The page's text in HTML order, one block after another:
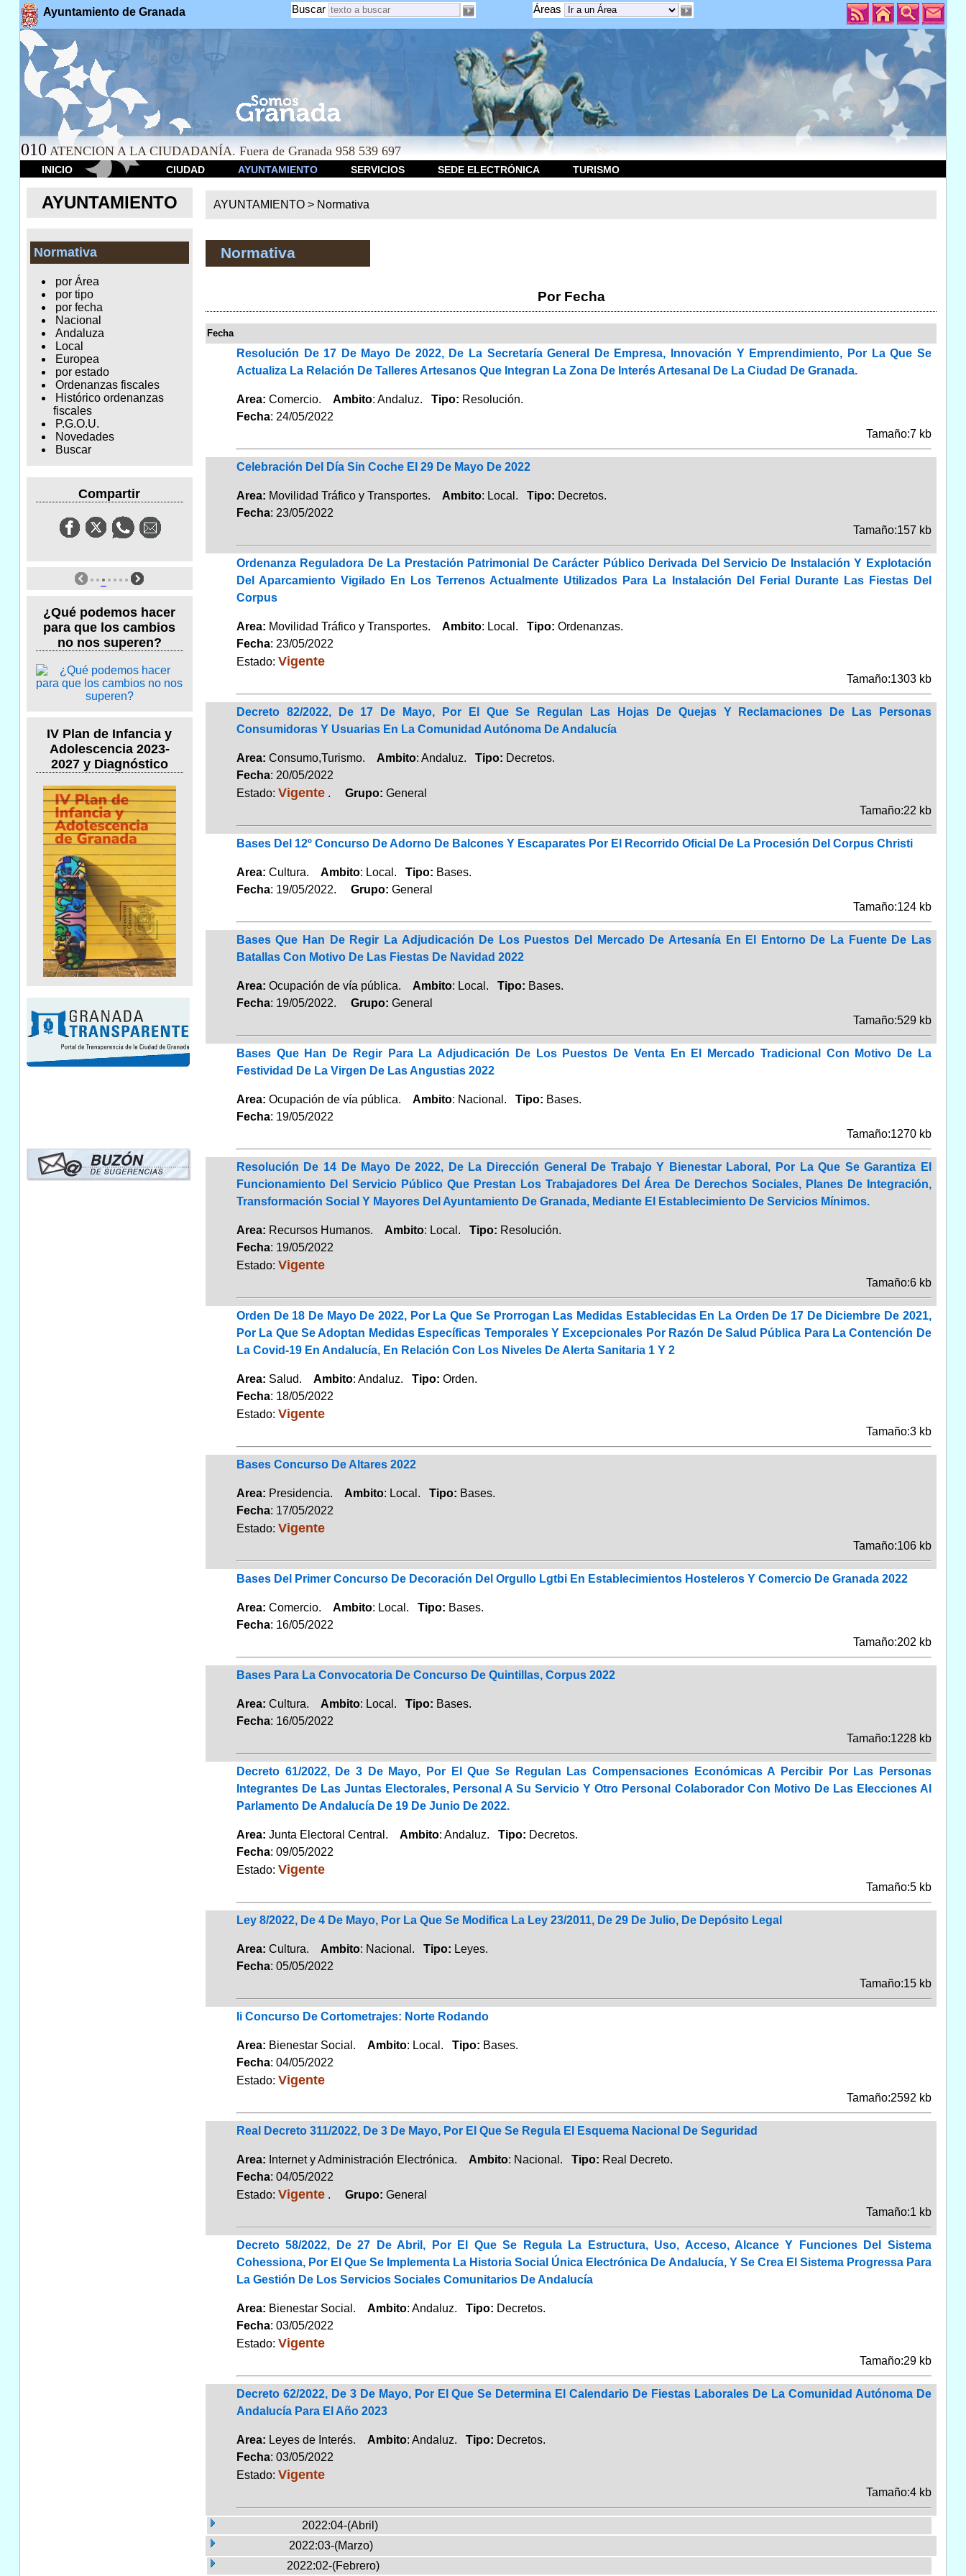
Ayuntamiento de Granada Áreas
Buscar
010 ATENCION A LA CIUDADANÍA. Fuera de Granada 958 539 697
INICIO CIUDAD AYUNTAMIENTO SERVICIOS SEDE ELECTRÓNICA TURISMO
AYUNTAMIENTO
Normativa
por Área
por tipo
por fecha
Nacional
Andaluza
Local
Europea
por estado
Ordenanzas fiscales
Histórico ordenanzas
fiscales
P.G.O.U.
Novedades
Buscar
Compartir
¿Qué podemos hacer
para que los cambios
no nos superen?
IV Plan de Infancia y
Adolescencia 2023-
2027 y Diagnóstico
AYUNTAMIENTO > Normativa
Normativa
Por Fecha
Fecha
Resolución De 17 De Mayo De 2022, De La Secretaría General De Empresa, Innovación Y Emprendimiento, Por La Que Se
Actualiza La Relación De Talleres Artesanos Que Integran La Zona De Interés Artesanal De La Ciudad De Granada.
Area: Comercio. Ambito: Andaluz. Tipo: Resolución.
Fecha: 24/05/2022
Tamaño:7 kb
Celebración Del Día Sin Coche El 29 De Mayo De 2022
Area: Movilidad Tráfico y Transportes. Ambito: Local. Tipo: Decretos.
Fecha: 23/05/2022
Tamaño:157 kb
Ordenanza Reguladora De La Prestación Patrimonial De Carácter Público Derivada Del Servicio De Instalación Y Explotación
Del Aparcamiento Vigilado En Los Terrenos Actualmente Utilizados Para La Instalación Del Ferial Durante Las Fiestas Del
Corpus
Area: Movilidad Tráfico y Transportes. Ambito: Local. Tipo: Ordenanzas.
Fecha: 23/05/2022
Estado: Vigente
Tamaño:1303 kb
Decreto 82/2022, De 17 De Mayo, Por El Que Se Regulan Las Hojas De Quejas Y Reclamaciones De Las Personas
Consumidoras Y Usuarias En La Comunidad Autónoma De Andalucía
Area: Consumo,Turismo. Ambito: Andaluz. Tipo: Decretos.
Fecha: 20/05/2022
Estado: Vigente. Grupo: General
Tamaño:22 kb
Bases Del 12º Concurso De Adorno De Balcones Y Escaparates Por El Recorrido Oficial De La Procesión Del Corpus Christi
Area: Cultura. Ambito: Local. Tipo: Bases.
Fecha: 19/05/2022. Grupo: General
Tamaño:124 kb
Bases Que Han De Regir La Adjudicación De Los Puestos Del Mercado De Artesanía En El Entorno De La Fuente De Las
Batallas Con Motivo De Las Fiestas De Navidad 2022
Area: Ocupación de vía pública. Ambito: Local. Tipo: Bases.
Fecha: 19/05/2022. Grupo: General
Tamaño:529 kb
Bases Que Han De Regir Para La Adjudicación De Los Puestos De Venta En El Mercado Tradicional Con Motivo De La
Festividad De La Virgen De Las Angustias 2022
Area: Ocupación de vía pública. Ambito: Nacional. Tipo: Bases.
Fecha: 19/05/2022
Tamaño:1270 kb
Resolución De 14 De Mayo De 2022, De La Dirección General De Trabajo Y Bienestar Laboral, Por La Que Se Garantiza El
Funcionamiento Del Servicio Público Que Prestan Los Trabajadores Del Área De Derechos Sociales, Planes De Integración,
Transformación Social Y Mayores Del Ayuntamiento De Granada, Mediante El Establecimiento De Servicios Mínimos.
Area: Recursos Humanos. Ambito: Local. Tipo: Resolución.
Fecha: 19/05/2022
Estado: Vigente
Tamaño:6 kb
Orden De 18 De Mayo De 2022, Por La Que Se Prorrogan Las Medidas Establecidas En La Orden De 17 De Diciembre De 2021,
Por La Que Se Adoptan Medidas Específicas Temporales Y Excepcionales Por Razón De Salud Pública Para La Contención De
La Covid-19 En Andalucía, En Relación Con Los Niveles De Alerta Sanitaria 1 Y 2
Area: Salud. Ambito: Andaluz. Tipo: Orden.
Fecha: 18/05/2022
Estado: Vigente
Tamaño:3 kb
Bases Concurso De Altares 2022
Area: Presidencia. Ambito: Local. Tipo: Bases.
Fecha: 17/05/2022
Estado: Vigente
Tamaño:106 kb
Bases Del Primer Concurso De Decoración Del Orgullo Lgtbi En Establecimientos Hosteleros Y Comercio De Granada 2022
Area: Comercio. Ambito: Local. Tipo: Bases.
Fecha: 16/05/2022
Tamaño:202 kb
Bases Para La Convocatoria De Concurso De Quintillas, Corpus 2022
Area: Cultura. Ambito: Local. Tipo: Bases.
Fecha: 16/05/2022
Tamaño:1228 kb
Decreto 61/2022, De 3 De Mayo, Por El Que Se Regulan Las Compensaciones Económicas A Percibir Por Las Personas
Integrantes De Las Juntas Electorales, Personal A Su Servicio Y Otro Personal Colaborador Con Motivo De Las Elecciones Al
Parlamento De Andalucía De 19 De Junio De 2022.
Area: Junta Electoral Central. Ambito: Andaluz. Tipo: Decretos.
Fecha: 09/05/2022
Estado: Vigente
Tamaño:5 kb
Ley 8/2022, De 4 De Mayo, Por La Que Se Modifica La Ley 23/2011, De 29 De Julio, De Depósito Legal
Area: Cultura. Ambito: Nacional. Tipo: Leyes.
Fecha: 05/05/2022
Tamaño:15 kb
Ii Concurso De Cortometrajes: Norte Rodando
Area: Bienestar Social. Ambito: Local. Tipo: Bases.
Fecha: 04/05/2022
Estado: Vigente
Tamaño:2592 kb
Real Decreto 311/2022, De 3 De Mayo, Por El Que Se Regula El Esquema Nacional De Seguridad
Area: Internet y Administración Electrónica. Ambito: Nacional. Tipo: Real Decreto.
Fecha: 04/05/2022
Estado: Vigente. Grupo: General
Tamaño:1 kb
Decreto 58/2022, De 27 De Abril, Por El Que Se Regula La Estructura, Uso, Acceso, Alcance Y Funciones Del Sistema
Cohessiona, Por El Que Se Implementa La Historia Social Única Electrónica De Andalucía, Y Se Crea El Sistema Progressa Para
La Gestión De Los Servicios Sociales Comunitarios De Andalucía
Area: Bienestar Social. Ambito: Andaluz. Tipo: Decretos.
Fecha: 03/05/2022
Estado: Vigente
Tamaño:29 kb
Decreto 62/2022, De 3 De Mayo, Por El Que Se Determina El Calendario De Fiestas Laborales De La Comunidad Autónoma De
Andalucía Para El Año 2023
Area: Leyes de Interés. Ambito: Andaluz. Tipo: Decretos.
Fecha: 03/05/2022
Estado: Vigente
Tamaño:4 kb
2022:04-(Abril)
2022:03-(Marzo)
2022:02-(Febrero)